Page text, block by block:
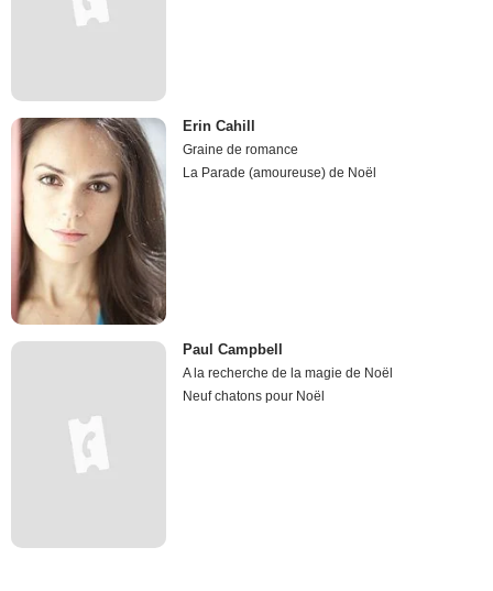
Erin Cahill
Graine de romance
La Parade (amoureuse) de Noël
Paul Campbell
A la recherche de la magie de Noël
Neuf chatons pour Noël